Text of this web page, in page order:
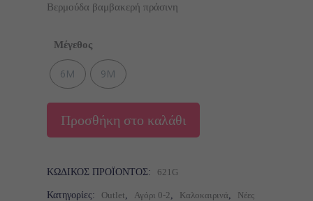
Βερμούδα βαμβακερή πράσινη
Μέγεθος
6M 9M
Προσθήκη στο καλάθι
ΚΩΔΙΚΌΣ ΠΡΟΪΌΝΤΟΣ: 621G
Κατηγορίες: Outlet Αγόρι 0-2 Καλοκαιρινά
Νέες